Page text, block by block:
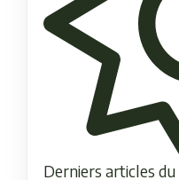
Derniers articles